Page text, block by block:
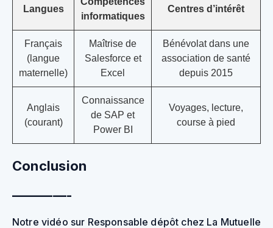
Langues
informatiques
Centres d’intérêt
Français
(langue
maternelle)
Maîtrise de
Salesforce et
Excel
Bénévolat dans une
association de santé
depuis 2015
Anglais
(courant)
Connaissance
de SAP et
Power BI
Voyages, lecture,
course à pied
Conclusion
————-
Notre vidéo sur Responsable dépôt chez La Mutuelle